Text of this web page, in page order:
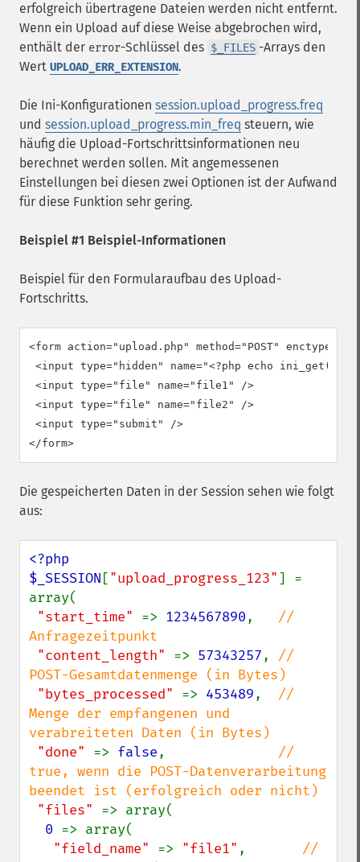
erfolgreich übertragene Dateien werden nicht entfernt.
Wenn ein Upload auf diese Weise abgebrochen wird,
enthält der error-Schlüssel des $_FILES -Arrays den
Wert UPLOAD_ERR_EXTENSION.
Die Ini-Konfigurationen session.upload_progress.freq
und session.upload_progress.min_freq steuern, wie
häufig die Upload-Fortschrittsinformationen neu
berechnet werden sollen. Mit angemessenen
Einstellungen bei diesen zwei Optionen ist der Aufwand
für diese Funktion sehr gering.
Beispiel #1 Beispiel-Informationen
Beispiel für den Formularaufbau des Upload-
Fortschritts.
<form action="upload.php" method="POST"
<input type="hidden" name="<?php echo
<input type="file" name="file1" />
<input type="file" name="file2" />
<input type="submit" />
</form>
Die gespeicherten Daten in der Session sehen wie folgt
aus:
<?php
$_SESSION ["upload_progress_123"] =
array(
"start_time" => 1234567890, //
Anfragezeitpunkt
"content_length" => 57343257, //
POST-Gesamtdatenmenge (in Bytes)
"bytes_processed" => 453489, //
Menge der empfangenen und
verabreiteten Daten (in Bytes)
"done" => false, //
true, wenn die POST-Datenverarbeitung
beendet ist (erfolgreich oder nicht)
"files" => array(
0 => array(
"field_name" => "file1" , //